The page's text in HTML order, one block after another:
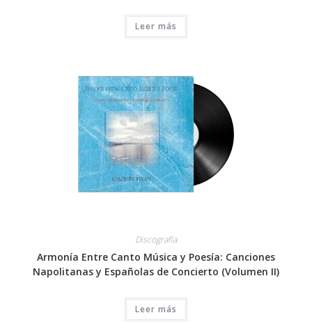
Leer más
Discografía
Armonía Entre Canto Música y Poesía: Canciones
Napolitanas y Españolas de Concierto (Volumen II)
Leer más